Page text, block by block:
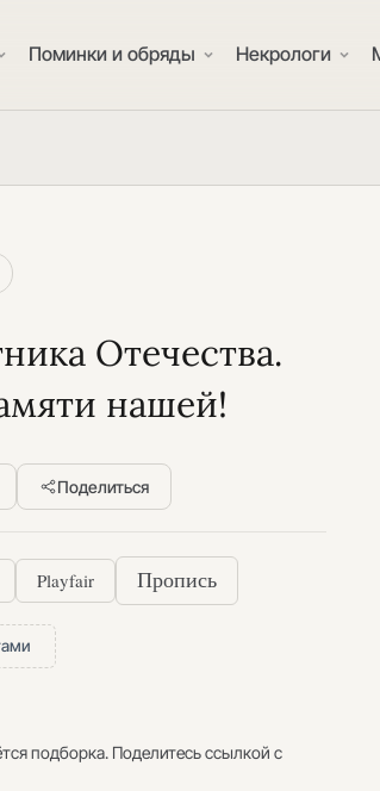
Поминки и обряды Некрологи
Отечества.
нашей!
Поделиться
Playfair Пропись
подборка. Поделитесь ссылкой с